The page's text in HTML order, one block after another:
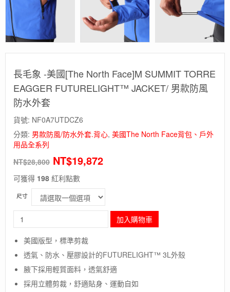
長毛象 -美國[The North Face]M SUMMIT TORRE
EAGGER FUTURELIGHT™ JACKET/ 男款防風
防水外套
貨號: NF0A7UTDCZ6
分類: 男款防風/防水外套.背心, 美國The North Face背包、戶外
用品全系列
NT$28,800 NT$19,872
可獲得 198 紅利點數
尺寸
毛
-
美
國
[The
North
加入購物車
美國版型，標準剪裁
透氣、防水、壓膠設計的FUTURELIGHT™ 3L外殼
腋下採用輕質面料，透氣舒適
採用立體剪裁，舒適貼身、運動自如